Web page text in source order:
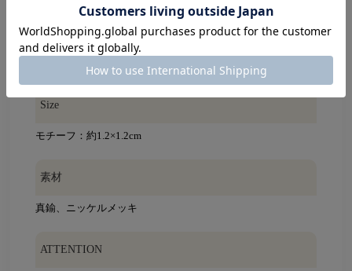
Silver(シルバー)
Size
モチーフ：約1.2×1.2cm
素材
真鍮、ニッケルメッキ
ATTENTION